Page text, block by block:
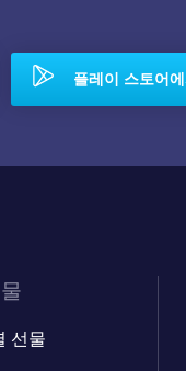
플레이 스토어
선물